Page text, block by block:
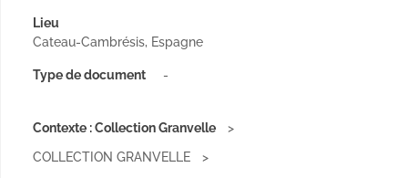
Lieu
Cateau-Cambrésis, Espagne
Type de document -
Contexte : Collection Granvelle
COLLECTION GRANVELLE